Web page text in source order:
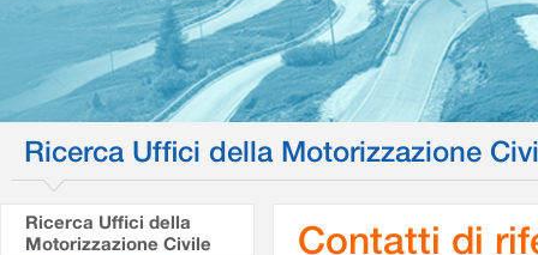
Ricerca Uffici della Motorizzazione
Ricerca Uffici della
Motorizzazione Civile
Contatti di